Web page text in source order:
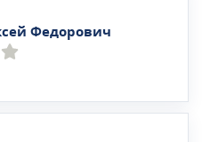
Федорович